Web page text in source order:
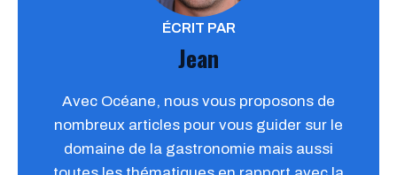
ÉCRIT PAR
Jean
Avec Océane, nous vous proposons de
nombreux articles pour vous guider sur le
domaine de la gastronomie mais aussi